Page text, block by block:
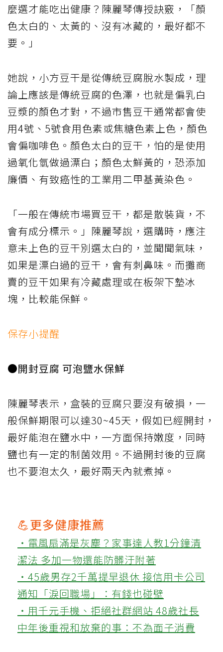
麼選才能吃出健康？陳麗琴傳授訣竅，「顏
色太白的、太黃的、沒有冰藏的，最好都不
要。」
她說，小方豆干是從傳統豆腐脫水製成，理
論上應該是傳統豆腐的色澤，也就是偏乳白
豆漿的顏色才對，不過市售豆干通常都會使
用4號、5號食用色素或焦糖色素上色，顏色
會偏咖啡色。顏色太白的豆干，怕的是使用
過氧化氫做過漂白；顏色太鮮黃的，恐添加
廉價、有致癌性的工業用二甲基黃染色。
「一般在傳統市場買豆干，都是散裝貨，不
會有成分標示。」陳麗琴說，選購時，應注
意未上色的豆干別選太白的，並聞聞氣味，
如果是漂白過的豆干，會有刺鼻味。而攤商
賣的豆干如果有冷藏處理或在板架下墊冰
塊，比較能保鮮。
保存小提醒
●開封豆腐 可泡鹽水保鮮
陳麗琴表示，盒裝的豆腐只要沒有破損，一
般保鮮期限可以達30~45天，假如已經開封，
最好能泡在鹽水中，一方面保持嫩度，同時
鹽也有一定的制菌效用。不過開封後的豆腐
也不要泡太久，最好兩天內就煮掉。
💪更多健康推薦
‧電風扇滿是灰塵？家事達人教1分鐘清
潔法 多加一物還能防髒汙附著
‧45歲男存2千萬提早退休 接信用卡公司
通知「淚回職場」：有錢也碰壁
‧用千元手機、拒絕社群網站 48歲社長
中年後重視和放棄的事：不為面子消費